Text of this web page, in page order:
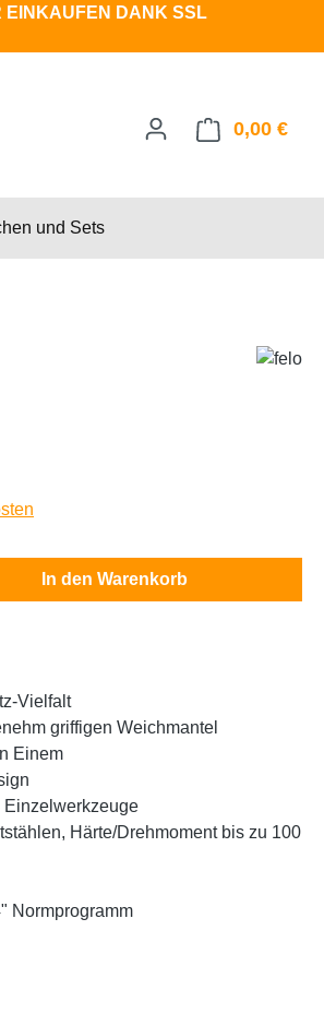
EINKAUFEN DANK SSL
0,00 €
und Sets
gewünschten Wert ein
In den Warenkorb
Vielfalt
griffigen Weichmantel
Einem
Einzelwerkzeuge
Härte/Drehmoment bis zu 100
Normprogramm